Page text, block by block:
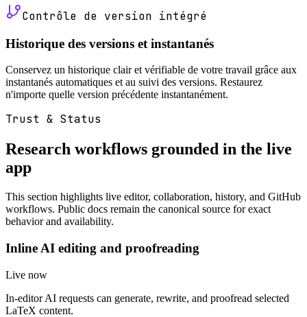
Contrôle de version intégré
Historique des versions et instantanés
Conservez un historique clair et vérifiable de votre travail grâce aux
instantanés automatiques et au suivi des versions. Restaurez
n'importe quelle version précédente instantanément.
Trust & Status
Research workflows grounded in the live
app
This section highlights live editor, collaboration, history, and GitHub
workflows. Public docs remain the canonical source for exact
behavior and availability.
Inline AI editing and proofreading
Live now
In-editor AI requests can generate, rewrite, and proofread selected
LaTeX content.